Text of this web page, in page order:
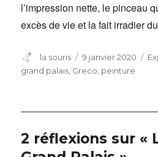
l’impression nette, le pinceau
excès de vie et la fait irradier
Auteur
la souris
Publié
le
9 janvier 2020
grand palais Greco peinture
2 réflexions sur «